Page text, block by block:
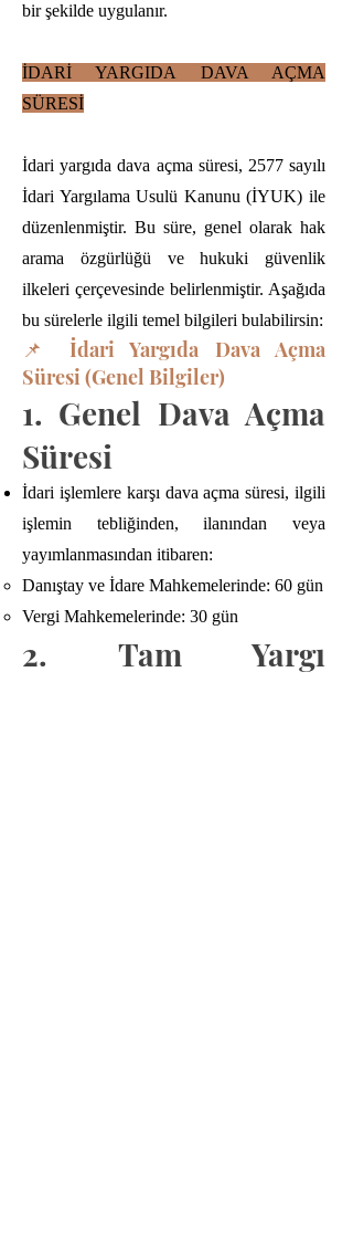
bir şekilde uygulanır.
İDARİ YARGIDA DAVA AÇMA
SÜRESİ
İdari yargıda dava açma süresi, 2577 sayılı
İdari Yargılama Usulü Kanunu (İYUK) ile
düzenlenmiştir. Bu süre, genel olarak hak
arama özgürlüğü ve hukuki güvenlik
ilkeleri çerçevesinde belirlenmiştir. Aşağıda
bu sürelerle ilgili temel bilgileri bulabilirsin:
📌 İdari Yargıda Dava Açma
Süresi (Genel Bilgiler)
1. Genel Dava Açma
Süresi
İdari işlemlere karşı dava açma süresi, ilgili
işlemin tebliğinden, ilanından veya
yayımlanmasından itibaren:
Danıştay ve İdare Mahkemelerinde: 60 gün
Vergi Mahkemelerinde: 30 gün
2. Tam Yargı